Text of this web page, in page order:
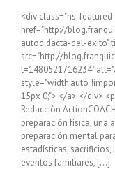
<div class="hs-
href="http://
autodidacta-del-exito"
src="http://
t=1480521716234"
style="width:auto
15px 0;"> </a> </div>
Redacciòn
preparación física, una
preparación mental
estadísticas,
eventos familiares, [...]